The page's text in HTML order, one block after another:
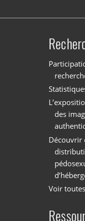
des
Découvrir
Voir